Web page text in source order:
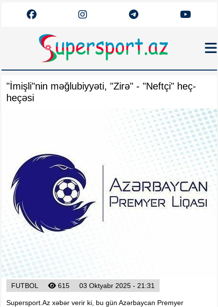
Əlaqə
Premyer Liqa
Dünya
Superliqa
Canlı
Arena
Ulduz
Yazarlar
Tribuna
Eksklüziv
Reytinq
"İmişli"nin məğlubiyyəti, "Zirə" - "Neftçi" heç-
heçəsi
FUTBOL 615 03 Oktyabr 2025 - 21:31
Supersport.Az xəbər verir ki, bu gün Azərbaycan Premyer